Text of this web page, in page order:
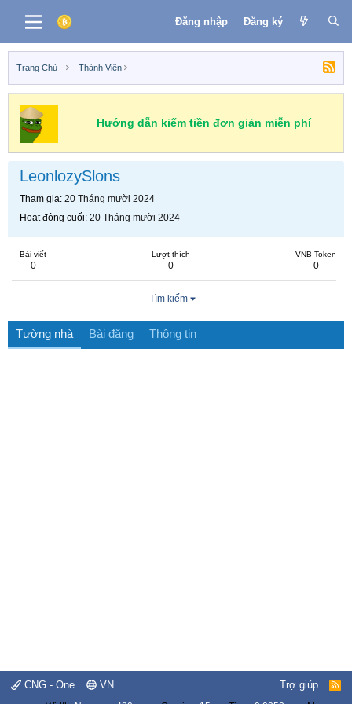
Đăng nhập Đăng ký
Trang Chủ Thành Viên
Hướng dẫn kiếm tiền đơn giản miễn phí
LeonlozySlons
Tham gia 20 Tháng mười 2024
Hoạt động cuối 20 Tháng mười 2024
Bài viết
0
Lượt thích
0
VNB Token
0
Tìm kiếm
Tường nhà Bài đăng Thông tin
CNG - One VN Trợ giúp
R